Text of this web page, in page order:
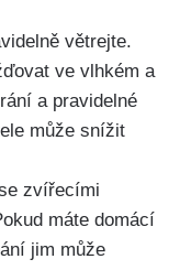
větrejte.
ve vlhkém⁣ a
⁣a pravidelné
může snížit
zvířecími
máte domácí
jim může